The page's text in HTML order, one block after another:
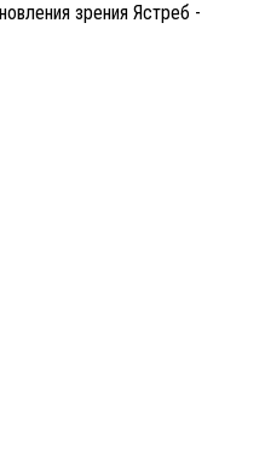
зрения Ястреб -